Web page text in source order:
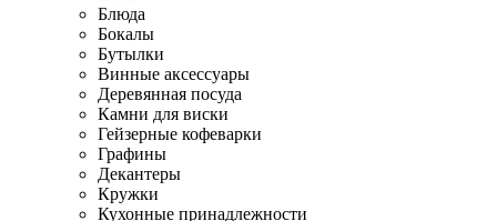
Блюда
Бокалы
Бутылки
Винные аксессуары
Деревянная посуда
Камни для виски
Гейзерные кофеварки
Графины
Декантеры
Кружки
Кухонные принадлежности